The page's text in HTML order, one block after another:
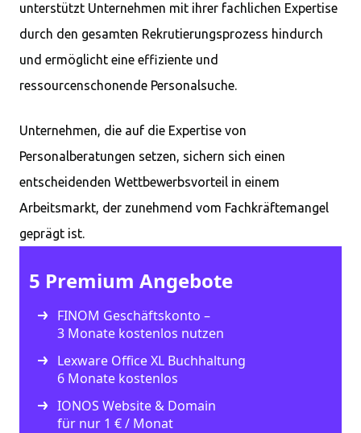
unterstützt Unternehmen mit ihrer fachlichen Expertise
durch den gesamten Rekrutierungsprozess hindurch
und ermöglicht eine effiziente und
ressourcenschonende Personalsuche.
Unternehmen, die auf die Expertise von
Personalberatungen setzen, sichern sich einen
entscheidenden Wettbewerbsvorteil in einem
Arbeitsmarkt, der zunehmend vom Fachkräftemangel
geprägt ist.
5 Premium Angebote
FINOM Geschäftskonto –
3 Monate kostenlos nutzen
Lexware Office XL Buchhaltung
6 Monate kostenlos
IONOS Website & Domain
für nur 1 € / Monat